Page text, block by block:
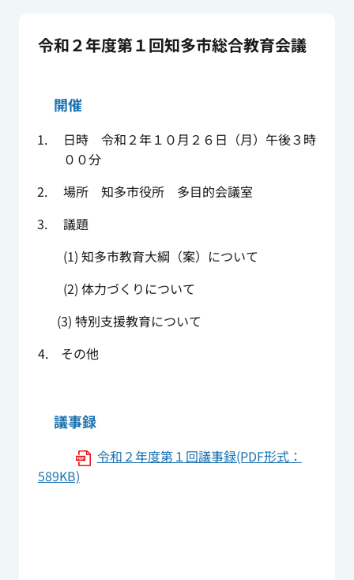
令和２年度第１回知多市総合教育会議
開催
日時 令和２年１０月２６日（月）午後３時
００分
場所 知多市役所 多目的会議室
議題
(1) 知多市教育大綱（案） について
(2) 体力づくりについて
(3) 特別支援教育について
4. その他
議事録
令和２年度第１回議事録(PDF形式：
589KB)